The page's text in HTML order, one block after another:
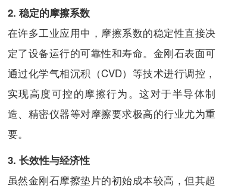
2. 稳定的摩擦系数
在许多工业应用中，摩擦系数的稳定性直接决
定了设备运行的可靠性和寿命。金刚石表面可
通过化学气相沉积（CVD）等技术进行调控，
实现高度可控的摩擦行为。这对于半导体制
造、精密仪器等对摩擦要求极高的行业尤为重
要。
3. 长效性与经济性
虽然金刚石摩擦垫片的初始成本较高，但其超